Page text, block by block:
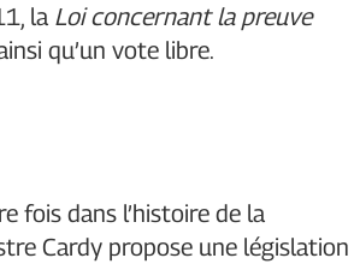
la Loi concernant la preuve
qu’un vote libre.
fois dans l’histoire de la
Cardy propose une législation